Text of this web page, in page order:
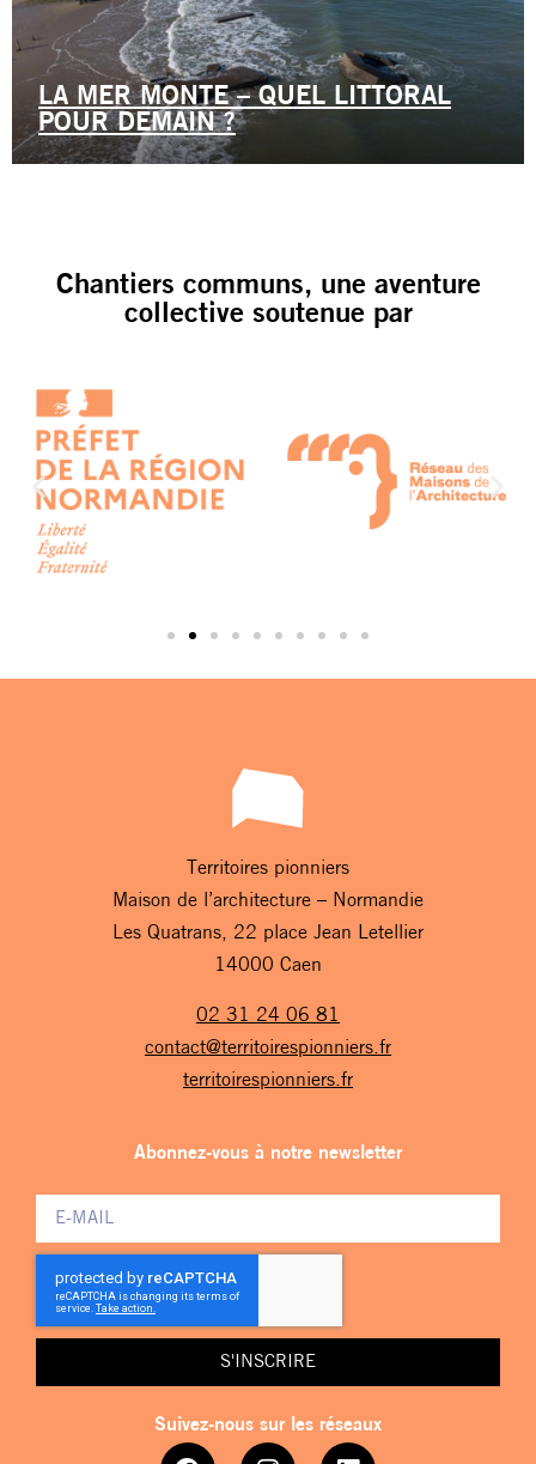
LA MER MONTE – QUEL LITTORAL
POUR DEMAIN ?
Chantiers communs, une aventure
collective soutenue par
Territoires pionniers
Maison de l’architecture – Normandie
Les Quatrans, 22 place Jean Letellier
14000 Caen
02 31 24 06 81
contact@territoirespionniers.fr
territoirespionniers.fr
Abonnez-vous à notre newsletter
S'INSCRIRE
Suivez-nous sur les réseaux